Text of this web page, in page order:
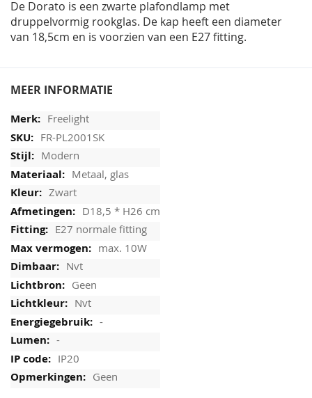
De Dorato is een zwarte plafondlamp met
druppelvormig rookglas. De kap heeft een diameter
van 18,5cm en is voorzien van een E27 fitting.
MEER INFORMATIE
Freelight
FR-PL2001SK
Modern
Metaal, glas
Zwart
D18,5 * H26 cm
E27 normale fitting
max. 10W
Nvt
Geen
Nvt
-
-
IP20
Geen